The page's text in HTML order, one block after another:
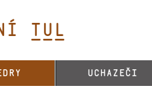
TUL&
UCHAZEČI